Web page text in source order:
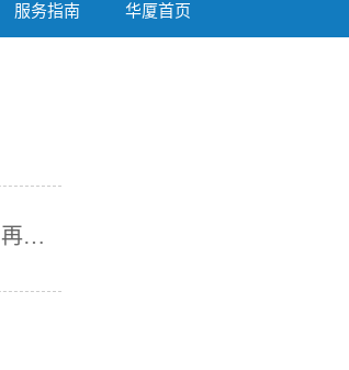
服务指南 华厦首页
商务与管理学院学子在第三届全国供应链金融实战大赛中再创佳绩